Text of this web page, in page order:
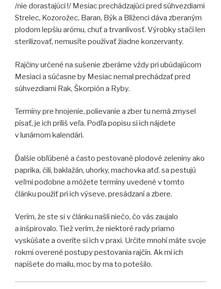
/nie dorastajúci !/ Mesiac prechádzajúci pred súhvezdiami
Strelec, Kozorožec, Baran, Býk a Blíženci dáva zberaným
plodom lepšiu arómu, chuť a trvanlivosť. Výrobky stačí len
sterilizovať, nemusíte používať žiadne konzervanty.
Rajčiny určené na sušenie zberáme vždy pri ubúdajúcom
Mesiaci a súčasne by Mesiac nemal prechádzať pred
súhvezdiami Rak, Škorpión a Ryby.
Termíny pre hnojenie, polievanie a zber tu nemá zmysel
písať, je ich príliš veľa. Podľa popisu si ich nájdete
v lunárnom kalendári.
Ďalšie obľúbené a často pestované plodové zeleniny ako
paprika, čili, baklažán, uhorky, machovka atď. sa pestujú
veľmi podobne a môžete termíny uvedené v tomto
článku použiť pri ich výseve, presádzaní a zbere.
Verím, že ste si v článku našli niečo, čo vás zaujalo
a inšpirovalo. Tiež verím, že niektoré rady priamo
vyskúšate a overíte si ich v praxi. Určite mnohí máte svoje
rokmi overené postupy pestovania rajčín. Ak mi ich
napíšete do mailu, moc by ma to potešilo.